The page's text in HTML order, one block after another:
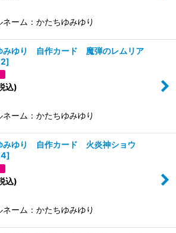
ネーム：かたちゆみゆり
みゆり 自作カード 魔弾のレムリア
]
込)
ネーム：かたちゆみゆり
みゆり 自作カード 火炎神ショウ
]
込)
ネーム：かたちゆみゆり